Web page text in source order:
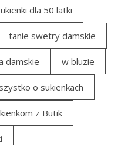
dla 50 latki
tanie swetry damskie
damskie w bluzie
o sukienkach
z Butik